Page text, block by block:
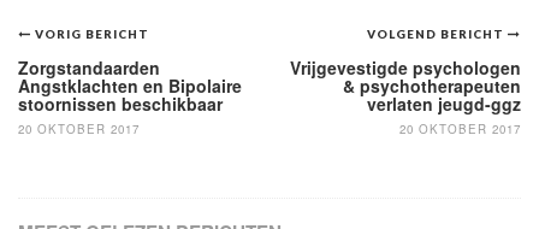
Bericht
navigatie
VOLGEND BERICHT
Vrijgevestigde psychologen
& psychotherapeuten
verlaten jeugd-ggz
20 OKTOBER 2017
VORIG BERICHT
Zorgstandaarden
Angstklachten en Bipolaire
stoornissen beschikbaar
20 OKTOBER 2017